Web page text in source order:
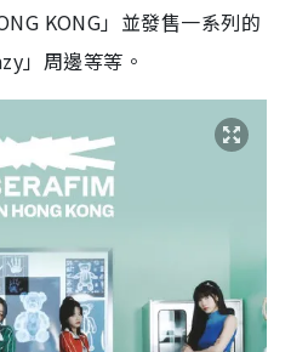
KONG」並發售一系列的
」周邊等等。